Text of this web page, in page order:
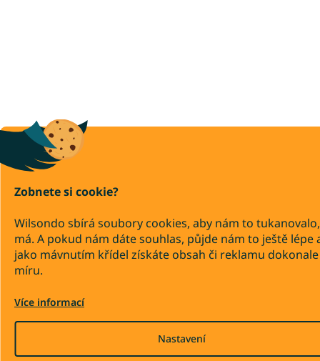
Zobnete si cookie?
Wilsondo sbírá soubory cookies, aby nám to
má. A pokud nám dáte souhlas, půjde nám to ještě lépe
jako mávnutím křídel získáte obsah či reklamu
míru.
Více informací
Nastavení